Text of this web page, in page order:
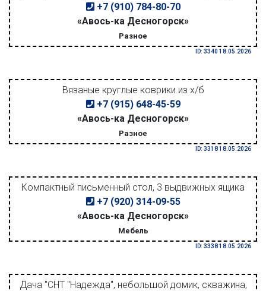
+7 (910) 784-80-70
«Авось-ка Десногорск»
Разное
ID: 3340 18.05.2026
Вязаные круглые коврики из х/б
+7 (915) 648-45-59
«Авось-ка Десногорск»
Разное
ID: 3318 18.05.2026
Компактный письменный стол, 3 выдвижных ящика
+7 (920) 314-09-55
«Авось-ка Десногорск»
Мебель
ID: 3338 18.05.2026
Дача "СНТ "Надежда", небольшой домик, скважина,